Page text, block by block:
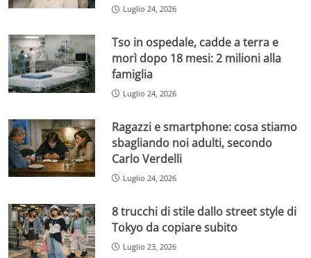
Luglio 24, 2026
Tso in ospedale, cadde a terra e
morì dopo 18 mesi: 2 milioni alla
famiglia
Luglio 24, 2026
Ragazzi e smartphone: cosa stiamo
sbagliando noi adulti, secondo
Carlo Verdelli
Luglio 24, 2026
8 trucchi di stile dallo street style di
Tokyo da copiare subito
Luglio 23, 2026